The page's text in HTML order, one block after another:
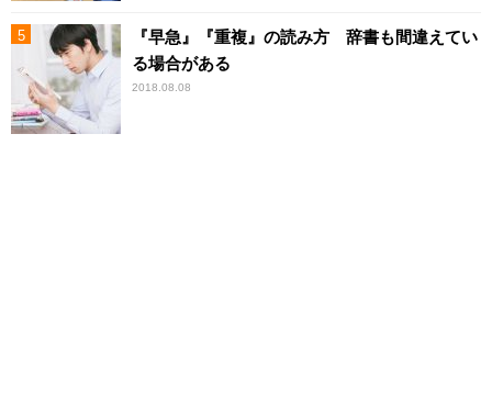
『早急』『重複』の読み方 辞書も間違えてい
る場合がある
2018.08.08